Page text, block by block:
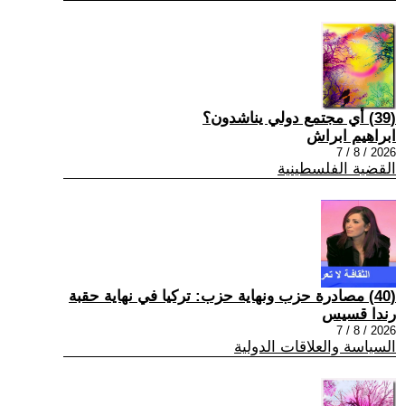
(39) أي مجتمع دولي يناشدون؟
ابراهيم ابراش
2026 / 8 / 7
القضية الفلسطينية
(40) مصادرة حزب ونهاية حزب: تركيا في نهاية حقبة
رندا قسيس
2026 / 8 / 7
السياسة والعلاقات الدولية